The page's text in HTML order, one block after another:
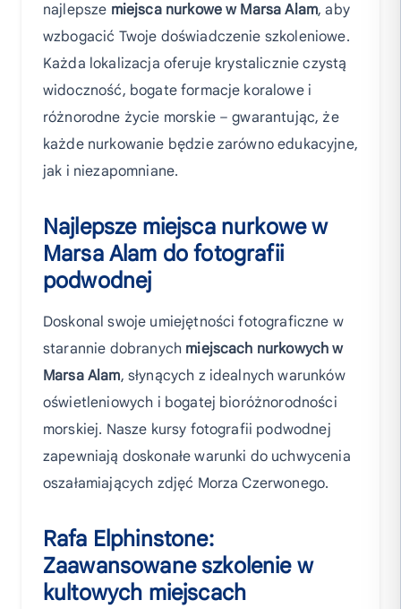
najlepsze miejsca nurkowe w Marsa Alam, aby
wzbogacić Twoje doświadczenie szkoleniowe.
Każda lokalizacja oferuje krystalicznie czystą
widoczność, bogate formacje koralowe i
różnorodne życie morskie – gwarantując, że
każde nurkowanie będzie zarówno edukacyjne,
jak i niezapomniane.
Najlepsze miejsca nurkowe w
Marsa Alam do fotografii
podwodnej
Doskonal swoje umiejętności fotograficzne w
starannie dobranych miejscach nurkowych w
Marsa Alam, słynących z idealnych warunków
oświetleniowych i bogatej bioróżnorodności
morskiej. Nasze kursy fotografii podwodnej
zapewniają doskonałe warunki do uchwycenia
oszałamiających zdjęć Morza Czerwonego.
Rafa Elphinstone:
Zaawansowane szkolenie w
kultowych miejscach